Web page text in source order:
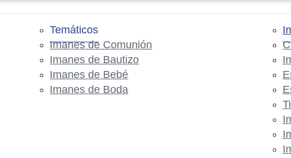
Temáticos
Imanes de Comunión
Imanes de Bautizo
Imanes de Bebé
Imanes de Boda